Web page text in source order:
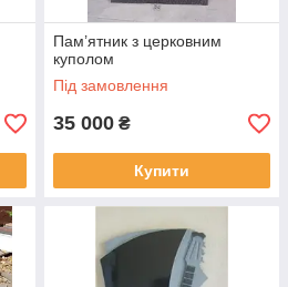
Пам’ятник з церковним
куполом
Під замовлення
35 000 ₴
Купити